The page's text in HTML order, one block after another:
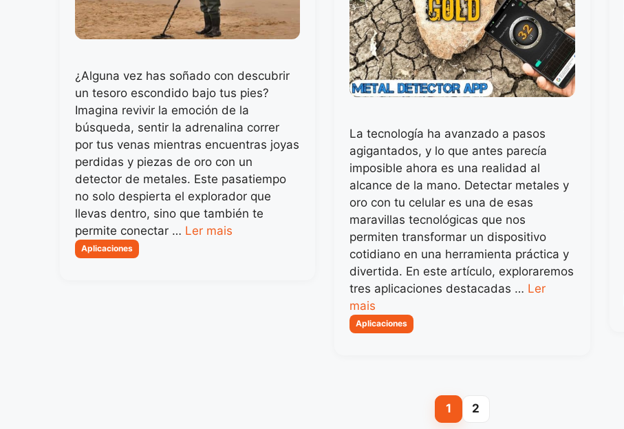
¿Alguna vez has soñado con descubrir
un tesoro escondido bajo tus pies?
Imagina revivir la emoción de la
búsqueda, sentir la adrenalina correr
por tus venas mientras encuentras joyas
perdidas y piezas de oro con un
detector de metales. Este pasatiempo
no solo despierta el explorador que
llevas dentro, sino que también te
permite conectar … Ler mais
Categorias
Aplicaciones
La tecnología ha avanzado a pasos
agigantados, y lo que antes parecía
imposible ahora es una realidad al
alcance de la mano. Detectar metales y
oro con tu celular es una de esas
maravillas tecnológicas que nos
permiten transformar un dispositivo
cotidiano en una herramienta práctica y
divertida. En este artículo, exploraremos
tres aplicaciones destacadas … Ler
mais
Categorias
Aplicaciones
Page
1 Page
2